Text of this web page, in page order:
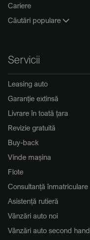
Cariere
Căutări populare
Servicii
Leasing auto
Garanție extinsă
Livrare în toată țara
Revizie gratuită
Buy-back
Vinde mașina
Flote
Consultanță înmatriculare
Asistență rutieră
Vânzări auto noi
Vânzări auto second hand